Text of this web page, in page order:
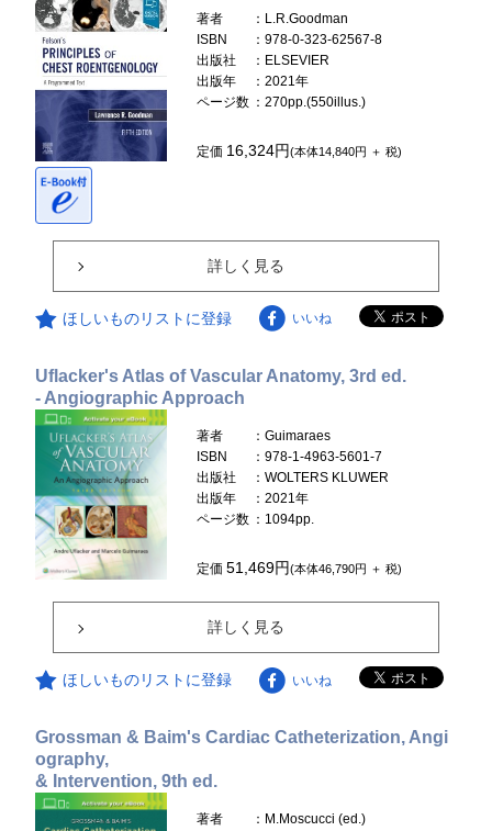
著者
：L.R.Goodman
ISBN
：978-0-323-62567-8
出版社
：ELSEVIER
出版年
：2021年
ページ数 ：270pp.(550illus.)
定価 16,324円(本体14,840円 ＋ 税)
詳しく見る
ほしいものリストに登録 いいね
Uflacker's Atlas of Vascular Anatomy, 3rd ed.
- Angiographic Approach
著者
：Guimaraes
ISBN
：978-1-4963-5601-7
出版社
：WOLTERS KLUWER
出版年
：2021年
ページ数 ：1094pp.
定価51,469円(本体46,790円 ＋ 税)
詳しく見る
ほしいものリストに登録 いいね
Grossman & Baim's Cardiac Catheterization, Angi
ography,
& Intervention, 9th ed.
著者
：M.Moscucci (ed.)